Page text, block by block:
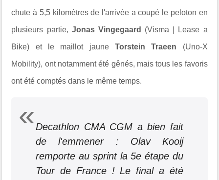
chute à 5,5 kilomètres de l'arrivée a coupé le peloton en
plusieurs partie, Jonas Vingegaard (Visma | Lease a
Bike) et le maillot jaune Torstein Traeen (Uno-X
Mobility), ont notamment été gênés, mais tous les favoris
ont été comptés dans le même temps.
Decathlon CMA CGM a bien fait
de l'emmener : Olav Kooij
remporte au sprint la 5e étape du
Tour de France ! Le final a été